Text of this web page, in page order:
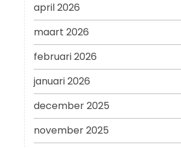
april 2026
maart 2026
februari 2026
januari 2026
december 2025
november 2025